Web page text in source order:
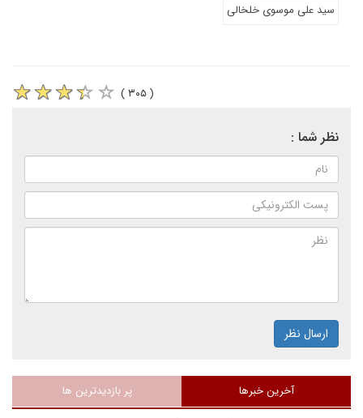
سید علی موسوی خلخالی
( ۳۰۵ )
نظر شما :
ارسال نظر
آخرین خبرها پر بازدیدترین ها